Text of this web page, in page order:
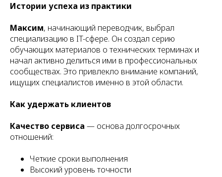
Истории успеха из практики
Максим, начинающий переводчик, выбрал
специализацию в IT-сфере. Он создал серию
обучающих материалов о технических терминах и
начал активно делиться ими в профессиональных
сообществах. Это привлекло внимание компаний,
ищущих специалистов именно в этой области.
Как удержать клиентов
Качество сервиса — основа долгосрочных
отношений:
Четкие сроки выполнения
Высокий уровень точности